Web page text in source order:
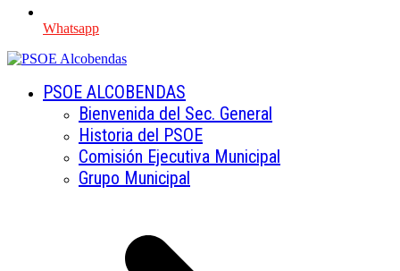
Whatsapp
PSOE ALCOBENDAS
Bienvenida del Sec. General
Historia del PSOE
Comisión Ejecutiva Municipal
Grupo Municipal